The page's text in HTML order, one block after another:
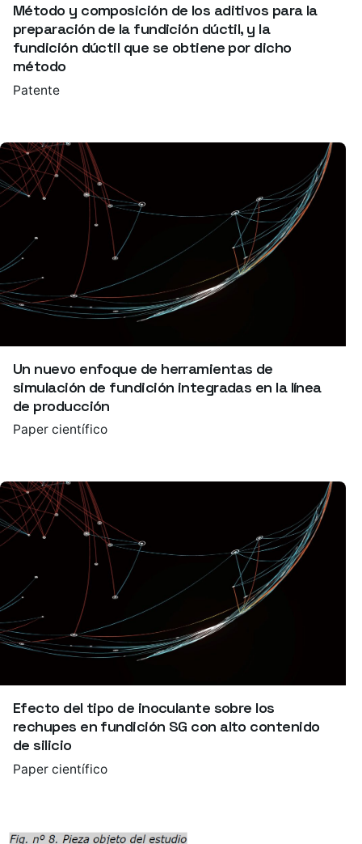
Método y composición de los aditivos para la
preparación de la fundición dúctil, y la
fundición dúctil que se obtiene por dicho
método
Patente
Un nuevo enfoque de herramientas de
simulación de fundición integradas en la línea
de producción
Paper científico
Efecto del tipo de inoculante sobre los
rechupes en fundición SG con alto contenido
de silicio
Paper científico